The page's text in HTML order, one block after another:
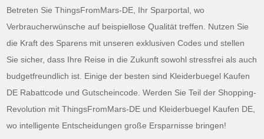
Betreten Sie ThingsFromMars-DE, Ihr Sparportal, wo
Verbraucherwünsche auf beispiellose Qualität treffen. Nutzen Sie
die Kraft des Sparens mit unseren exklusiven Codes und stellen
Sie sicher, dass Ihre Reise in die Zukunft sowohl stressfrei als auch
budgetfreundlich ist. Einige der besten sind Kleiderbuegel Kaufen
DE Rabattcode und Gutscheincode. Werden Sie Teil der Shopping-
Revolution mit ThingsFromMars-DE und Kleiderbuegel Kaufen DE,
wo intelligente Entscheidungen große Ersparnisse bringen!